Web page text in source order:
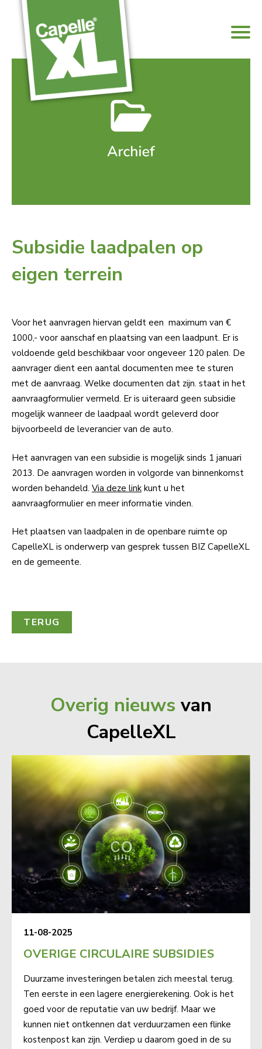
Subsidie laadpalen op
eigen terrein
Voor het aanvragen hiervan geldt een maximum van €
1000,- voor aanschaf en plaatsing van een laadpunt. Er is
voldoende geld beschikbaar voor ongeveer 120 palen. De
aanvrager dient een aantal documenten mee te sturen
met de aanvraag. Welke documenten dat zijn. staat in het
aanvraagformulier vermeld. Er is uiteraard geen subsidie
mogelijk wanneer de laadpaal wordt geleverd door
bijvoorbeeld de leverancier van de auto.
Het aanvragen van een subsidie is mogelijk sinds 1 januari
2013. De aanvragen worden in volgorde van binnenkomst
worden behandeld. Via deze link kunt u het
aanvraagformulier en meer informatie vinden.
Het plaatsen van laadpalen in de openbare ruimte op
CapelleXL is onderwerp van gesprek tussen BIZ CapelleXL
en de gemeente.
TERUG
Overig nieuws van
CapelleXL
11-08-2025
OVERIGE CIRCULAIRE SUBSIDIES
Duurzame investeringen betalen zich meestal terug.
Ten eerste in een lagere energierekening. Ook is het
goed voor de reputatie van uw bedrijf. Maar we
kunnen niet ontkennen dat verduurzamen een flinke
kostenpost kan zijn. Verdiep u daarom goed in de su